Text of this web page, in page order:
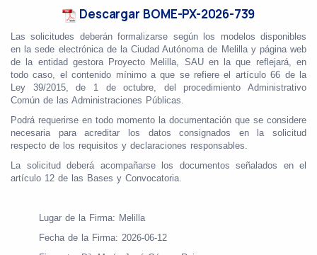
Descargar BOME-PX-2026-739
Las solicitudes deberán formalizarse según los modelos disponibles
en la sede electrónica de la Ciudad Autónoma de Melilla y página web
de la entidad gestora Proyecto Melilla, SAU en la que reflejará, en
todo caso, el contenido mínimo a que se refiere el artículo 66 de la
Ley 39/2015, de 1 de octubre, del procedimiento Administrativo
Común de las Administraciones Públicas.
Podrá requerirse en todo momento la documentación que se considere
necesaria para acreditar los datos consignados en la solicitud
respecto de los requisitos y declaraciones responsables.
La solicitud deberá acompañarse los documentos señalados en el
artículo 12 de las Bases y Convocatoria.
Lugar de la Firma: Melilla
Fecha de la Firma: 2026-06-12